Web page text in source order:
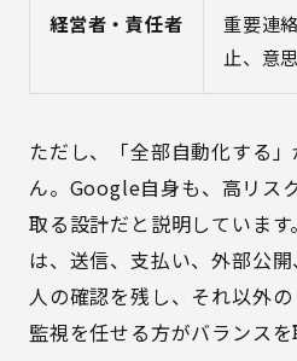
経営者・責任者
重要連
止、意
ただし、「全部自動化する
ん。Google自身も、高リス
取る設計だと説明していま
は、送信、支払い、外部公
人の確認を残し、それ以外
監視を任せる方がバランスを